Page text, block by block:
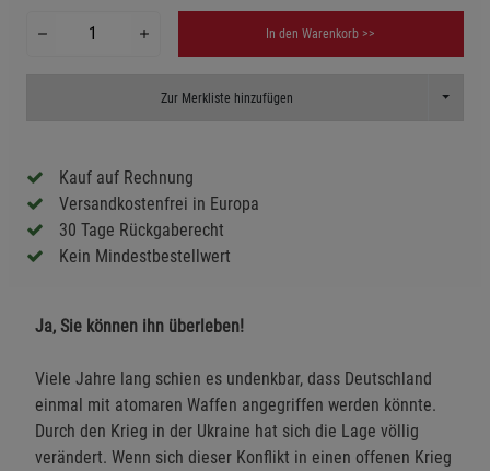
In den Warenkorb >>
Zur Merkliste hinzufügen Toggle
Kauf auf Rechnung
Versandkostenfrei in Europa
30 Tage Rückgaberecht
Kein Mindestbestellwert
Ja, Sie können ihn überleben!
Viele Jahre lang schien es undenkbar, dass Deutschland
einmal mit atomaren Waffen angegriffen werden könnte.
Durch den Krieg in der Ukraine hat sich die Lage völlig
verändert. Wenn sich dieser Konflikt in einen offenen Krieg